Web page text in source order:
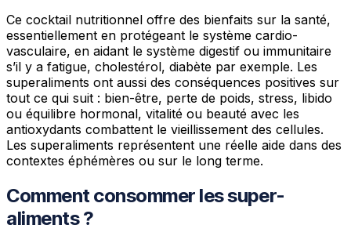
Ce cocktail nutritionnel offre des bienfaits sur la santé,
essentiellement en protégeant le système cardio-
vasculaire, en aidant le système digestif ou immunitaire
s’il y a fatigue, cholestérol, diabète par exemple. Les
superaliments ont aussi des conséquences positives sur
tout ce qui suit : bien-être, perte de poids, stress, libido
ou équilibre hormonal, vitalité ou beauté avec les
antioxydants combattent le vieillissement des cellules.
Les superaliments représentent une réelle aide dans des
contextes éphémères ou sur le long terme.
Comment consommer les super-
aliments ?